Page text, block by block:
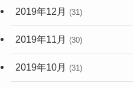
2019年12月 (31)
2019年11月 (30)
2019年10月 (31)